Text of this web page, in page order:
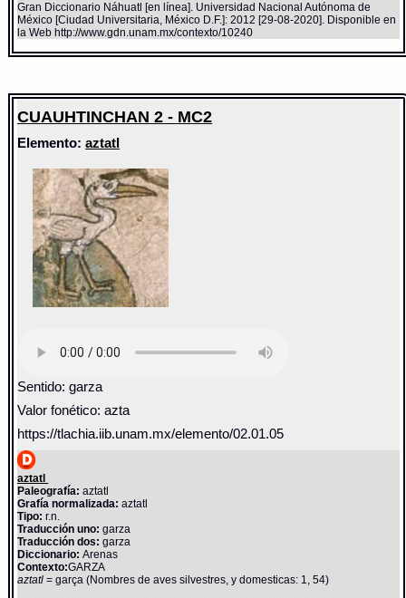
Gran Diccionario Náhuatl [en línea]. Universidad Nacional Autónoma de
México [Ciudad Universitaria, México D.F.]: 2012 [29-08-2020]. Disponible en
la Web http://www.gdn.unam.mx/contexto/10240
CUAUHTINCHAN 2 - MC2
Elemento:aztatl
Sentido: garza
Valor fonético: azta
https://tlachia.iib.unam.mx/elemento/02.01.05
aztatl
Paleografía: aztatl
Grafía normalizada: aztatl
Tipo: r.n.
Traducción uno: garza
Traducción dos: garza
Diccionario:Arenas
Contexto:GARZA
aztatl= garça (Nombres de aves silvestres, y domesticas: 1, 54)